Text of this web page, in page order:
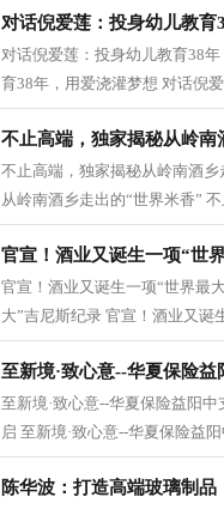
对话倪爱莲：投身幼儿教育
对话倪爱莲：投身幼儿教育38
育38年，用爱浇灌梦想 对话倪
不止高端，独家揭秘从岭南
不止高端，独家揭秘从岭南酒
从岭南酒乡走出的“世界米香”
官宣！酒业又诞生一项“世
官宣！酒业又诞生一项“世界最
大”吉尼斯纪录 官宣！酒业又诞
至新境·致心意--华夏保险
至新境·致心意--华夏保险益阳
启 至新境·致心意--华夏保险益
陈华波：打造高端玻璃制